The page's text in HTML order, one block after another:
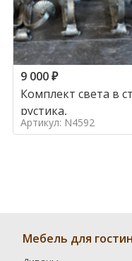
9 000₽
Комплект света в
рустика,
Артикул: N4592
Мебель для